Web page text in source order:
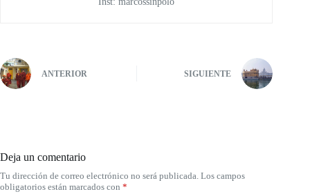
ANTERIOR SIGUIENTE
Deja un comentario
Tu dirección de correo electrónico no será publicada. Los campos
obligatorios están marcados con *